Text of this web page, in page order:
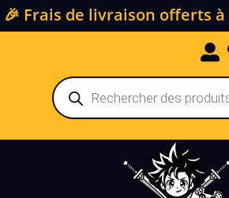
🎉 Frais de livraison offerts

Recherche
de
produits